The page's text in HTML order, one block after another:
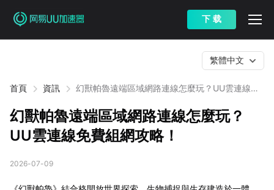
下 载
首頁 資訊
幻獸帕魯遠端區域網路連線怎麼玩？UU雲連線免
繁體中文
幻獸帕魯遠端區域網路連線怎麼玩？
UU雲連線免費組網攻略！
2026-07-09